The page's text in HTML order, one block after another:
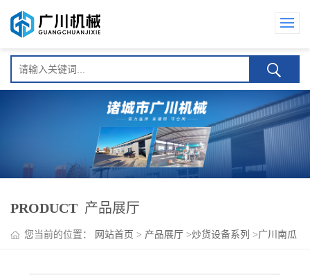
PRODUCT 产品展厅
您当前的位置： 网站首页 > 产品展厅 >炒货设备系列 >广川南瓜